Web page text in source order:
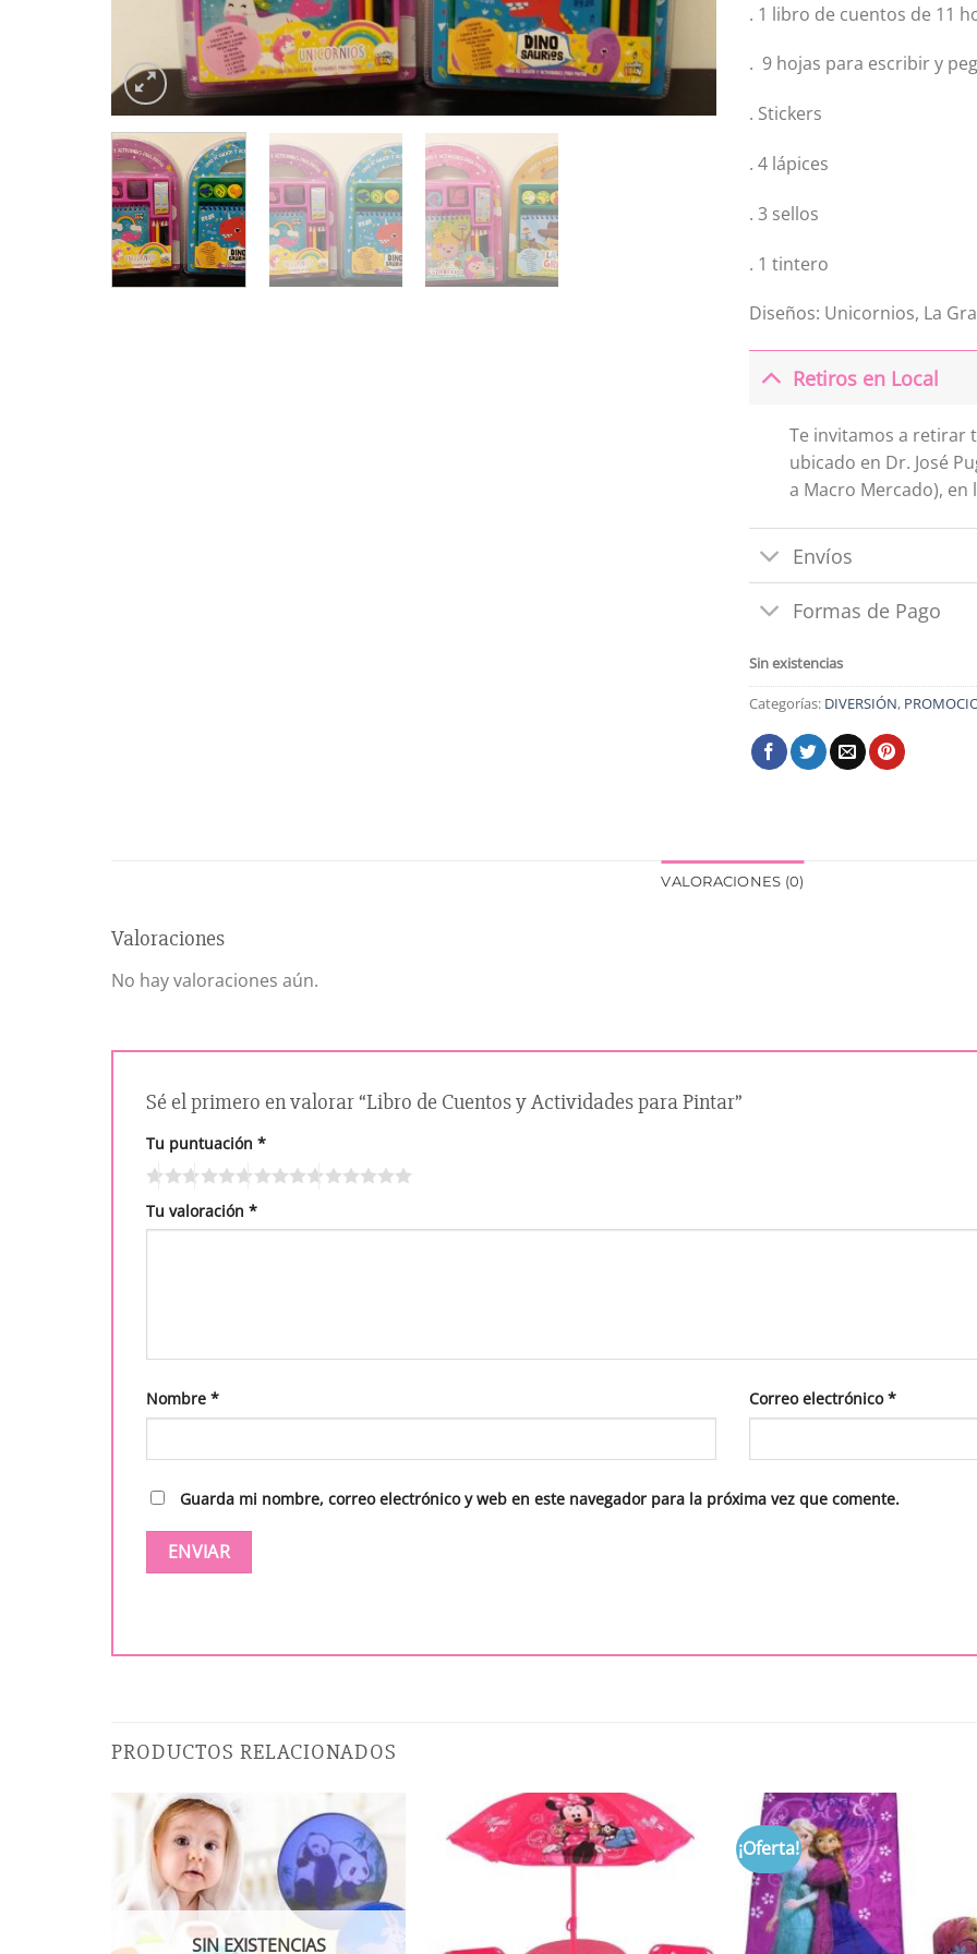
. 1 libro de cuentos de 11
. 9 hojas para escribir y
. Stickers
. 4 lápices
. 3 sellos
. 1 tintero
Diseños: Unicornios, La
Retiros en Local
Te invitamos a retirar
ubicado en Dr. José
a Macro Mercado), en
Envíos
Formas de Pago
Sin existencias
Categorías: DIVERSIÓN,
VALORACIONES (0)
Valoraciones
No hay valoraciones aún.
Sé el primero en valorar “Libro de Cuentos y Actividades para Pintar”
Tu puntuación *
Tu valoración *
Nombre * Correo electrónico*
Guarda mi nombre, correo electrónico y web en este navegador para la próxima vez que comente.
PRODUCTOS RELACIONADOS
SIN EXISTENCIAS
¡Oferta!